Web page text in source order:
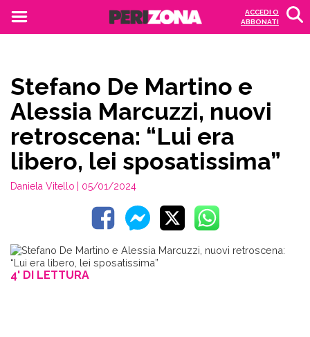
ACCEDI O
ABBONATI
Stefano De Martino e
Alessia Marcuzzi, nuovi
retroscena: “Lui era
libero, lei sposatissima”
Daniela Vitello | 05/01/2024
4' DI LETTURA